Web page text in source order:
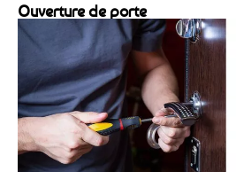
Ouverture de porte